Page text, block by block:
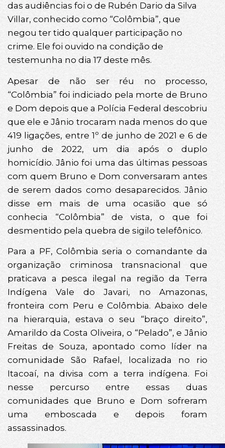
das audiências foi o de Rubén Dario da Silva
Villar, conhecido como “Colômbia”, que
negou ter tido qualquer participação no
crime. Ele foi ouvido na condição de
testemunha no dia 17 deste mês.
Apesar de não ser réu no processo,
“Colômbia” foi indiciado pela morte de Bruno
e Dom depois que a Polícia Federal descobriu
que ele e Jânio trocaram nada menos do que
419 ligações, entre 1º de junho de 2021 e 6 de
junho de 2022, um dia após o duplo
homicídio. Jânio foi uma das últimas pessoas
com quem Bruno e Dom conversaram antes
de serem dados como desaparecidos. Jânio
disse em mais de uma ocasião que só
conhecia “Colômbia” de vista, o que foi
desmentido pela quebra de sigilo telefônico.
Para a PF, Colômbia seria o comandante da
organização criminosa transnacional que
praticava a pesca ilegal na região da Terra
Indígena Vale do Javari, no Amazonas,
fronteira com Peru e Colômbia. Abaixo dele
na hierarquia, estava o seu “braço direito”,
Amarildo da Costa Oliveira, o “Pelado”, e Jânio
Freitas de Souza, apontado como líder na
comunidade São Rafael, localizada no rio
Itacoaí, na divisa com a terra indígena. Foi
nesse percurso entre essas duas
comunidades que Bruno e Dom sofreram
uma emboscada e depois foram
assassinados.